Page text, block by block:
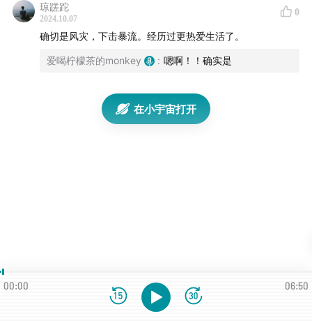
琼蹉跎
2024.10.07
0
确切是风灾，下击暴流。经历过更热爱生活了。
爱喝柠檬茶的monkey : 嗯啊！！确实是
在小宇宙打开
00:00 06:50